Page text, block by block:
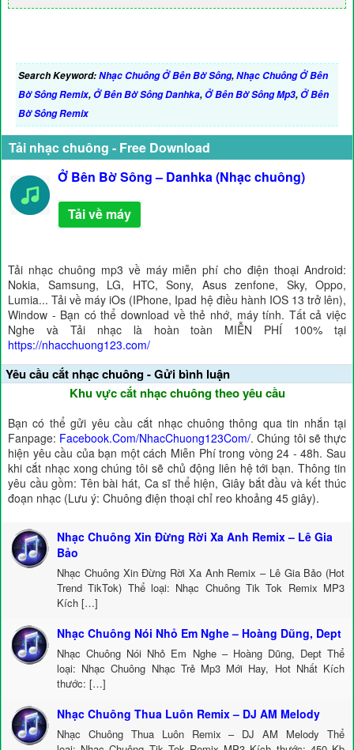
Search Keyword:Nhạc Chuông Ở Bên Bờ Sông,Nhạc Chuông Ở Bên
Bờ Sông Remix,Ở Bên Bờ Sông Danhka,Ở Bên Bờ Sông Mp3,Ở Bên
Bờ Sông Remix
Tải nhạc chuông - Free Download
Ở Bên Bờ Sông – Danhka (Nhạc chuông)
Tải về máy
Tải nhạc chuông mp3 về máy miễn phí cho điện thoại Android:
Nokia, Samsung, LG, HTC, Sony, Asus zenfone, Sky, Oppo,
Lumia... Tải về máy iOs (IPhone, Ipad hệ điều hành IOS 13 trở lên),
Window - Bạn có thể download về thẻ nhớ, máy tính. Tất cả việc
Nghe và Tải nhạc là hoàn toàn MIỄN PHÍ 100% tại
https://nhacchuong123.com/
Yêu cầu cắt nhạc chuông - Gửi bình luận
Khu vực cắt nhạc chuông theo yêu cầu
Bạn có thể gửi yêu cầu cắt nhạc chuông thông qua tin nhắn tại
Fanpage: Facebook.Com/NhacChuong123Com/. Chúng tôi sẽ thực
hiện yêu cầu của bạn một cách Miễn Phí trong vòng 24 - 48h. Sau
khi cắt nhạc xong chúng tôi sẽ chủ động liên hệ tới bạn. Thông tin
yêu cầu gồm: Tên bài hát, Ca sĩ thể hiện, Giây bắt đầu và kết thúc
đoạn nhạc (Lưu ý: Chuông điện thoại chỉ reo khoảng 45 giây).
Nhạc Chuông Xin Đừng Rời Xa Anh Remix – Lê Gia
Bảo
Nhạc Chuông Xin Đừng Rời Xa Anh Remix – Lê Gia Bảo (Hot
Trend TikTok) Thể loại: Nhạc Chuông Tik Tok Remix MP3
Kích […]
Nhạc Chuông Nói Nhỏ Em Nghe – Hoàng Dũng, Dept
Nhạc Chuông Nói Nhỏ Em Nghe – Hoàng Dũng, Dept Thể
loại: Nhạc Chuông Nhạc Trẻ Mp3 Mới Hay, Hot Nhất Kích
thước: […]
Nhạc Chuông Thua Luôn Remix – DJ AM Melody
Nhạc Chuông Thua Luôn Remix – DJ AM Melody Thể